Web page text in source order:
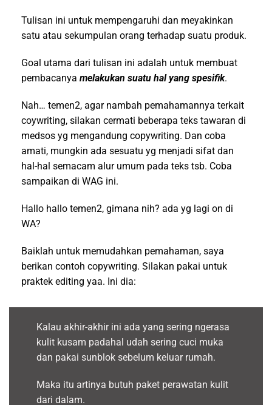
Tulisan ini untuk mempengaruhi dan meyakinkan
satu atau sekumpulan orang terhadap suatu produk.
Goal utama dari tulisan ini adalah untuk membuat
pembacanya melakukan suatu hal yang spesifik.
Nah… temen2, agar nambah pemahamannya terkait
coywriting, silakan cermati beberapa teks tawaran di
medsos yg mengandung copywriting. Dan coba
amati, mungkin ada sesuatu yg menjadi sifat dan
hal-hal semacam alur umum pada teks tsb. Coba
sampaikan di WAG ini.
Hallo hallo temen2, gimana nih? ada yg lagi on di
WA?
Baiklah untuk memudahkan pemahaman, saya
berikan contoh copywriting. Silakan pakai untuk
praktek editing yaa. Ini dia:
Kalau akhir-akhir ini ada yang sering ngerasa
kulit kusam padahal udah sering cuci muka
dan pakai sunblok sebelum keluar rumah.
Maka itu artinya butuh paket perawatan kulit
dari dalam.